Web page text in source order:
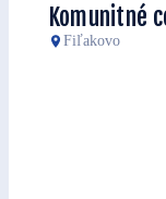
Komunitné
Fiľakovo